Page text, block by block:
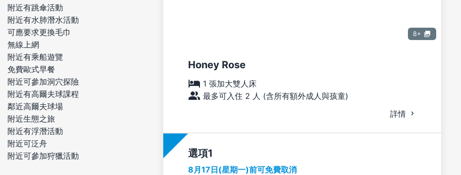
8+
Honey Rose
1 張加大雙人床
最多可入住 2 人 (含所有額外成人與孩童)
詳情
選項
8月17日(星期一)前可免費取消
附近有跳傘活動
附近有水肺潛水活動
可應要求更換毛巾
無線上網
附近有乘船遊覽
免費歐式早餐
附近可參加洞穴探險
附近有高爾夫球課程
鄰近高爾夫球場
附近生態之旅
附近有浮潛活動
附近可泛舟
附近可參加狩獵活動